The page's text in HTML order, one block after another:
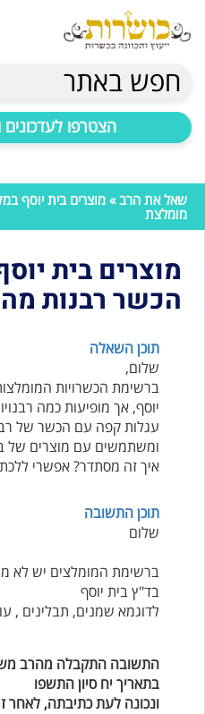
חפש באתר
הצטרפו לעדכונים
שאל את הרב» מוצרים בית יוסף
מומלצת
מוצרים בית
הכשר רבנות
תוכן השאלה
שלום,
ברשימת הכשרויות
יוסף, אך מופיעות כמה
עגלות קפה עם הכשר של
ומשתמשים עם מוצרים של
איך זה מסתדר? אפשרי
תוכן התשובה
שלום
ברשימת המומלצים יש לא
בד"ץ בית יוסף
לדוגמא שמנים, תבלינים ,
התשובה התקבלה מהרב
בתאריך יח סיון התשפו
ונכונה לעת כתיבתה, לאחר